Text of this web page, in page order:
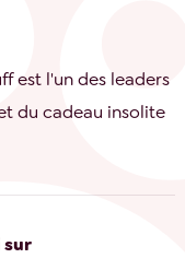
est l'un des leaders
du cadeau insolite
sur